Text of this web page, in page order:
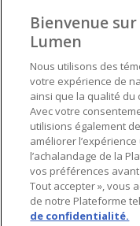
Bienvenue
Lumen
Nous utilisons des
votre expérience de
ainsi que la qualité du
Avec votre
utilisions également
améliorer
l’achalandage de la
vos préférences
Tout accepter », vous
de notre Plateforme
de confidentialité.